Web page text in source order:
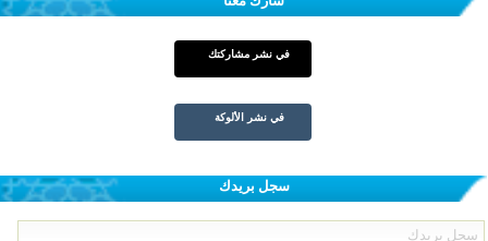
في نشر مشاركتك
في نشر الألوكة
سجل بريدك